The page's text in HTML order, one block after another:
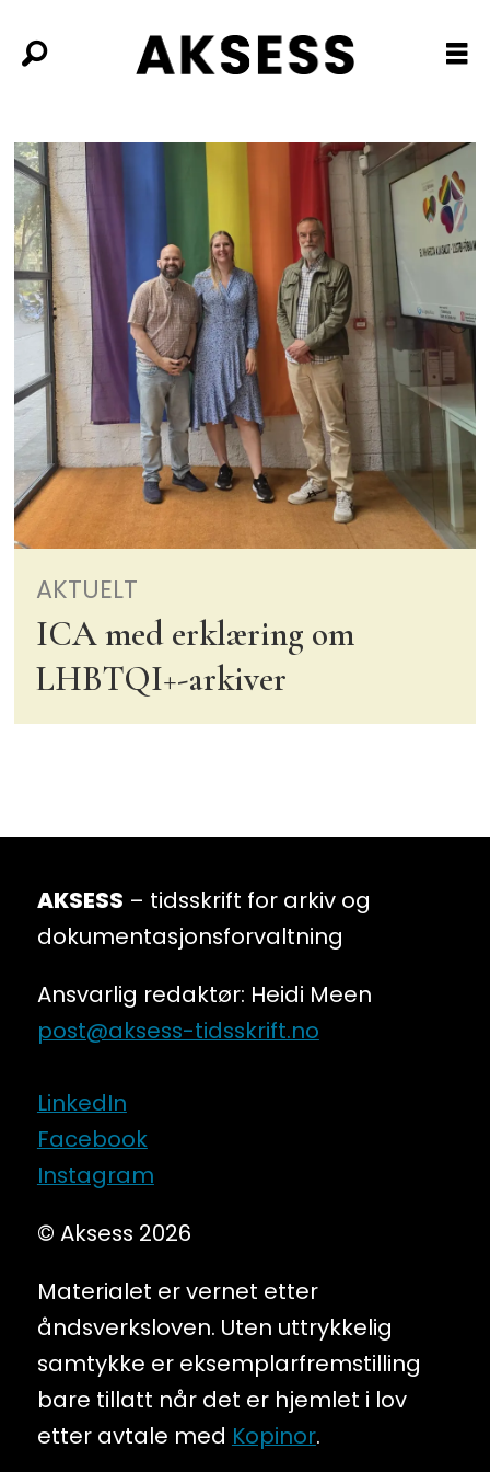
Tag:
skeive
arkiver
AKTUELT
ICA med erklæring om
LHBTQI+-arkiver
AKSESS – tidsskrift for arkiv og
dokumentasjonsforvaltning
Ansvarlig redaktør: Heidi Meen
post@aksess-tidsskrift.no
LinkedIn
Facebook
Instagram
© Aksess 2026
Materialet er vernet etter
åndsverksloven. Uten uttrykkelig
samtykke er eksemplarfremstilling
bare tillatt når det er hjemlet i lov
etter avtale med Kopinor.